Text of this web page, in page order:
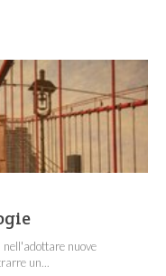
nell'adottare nuove
un...